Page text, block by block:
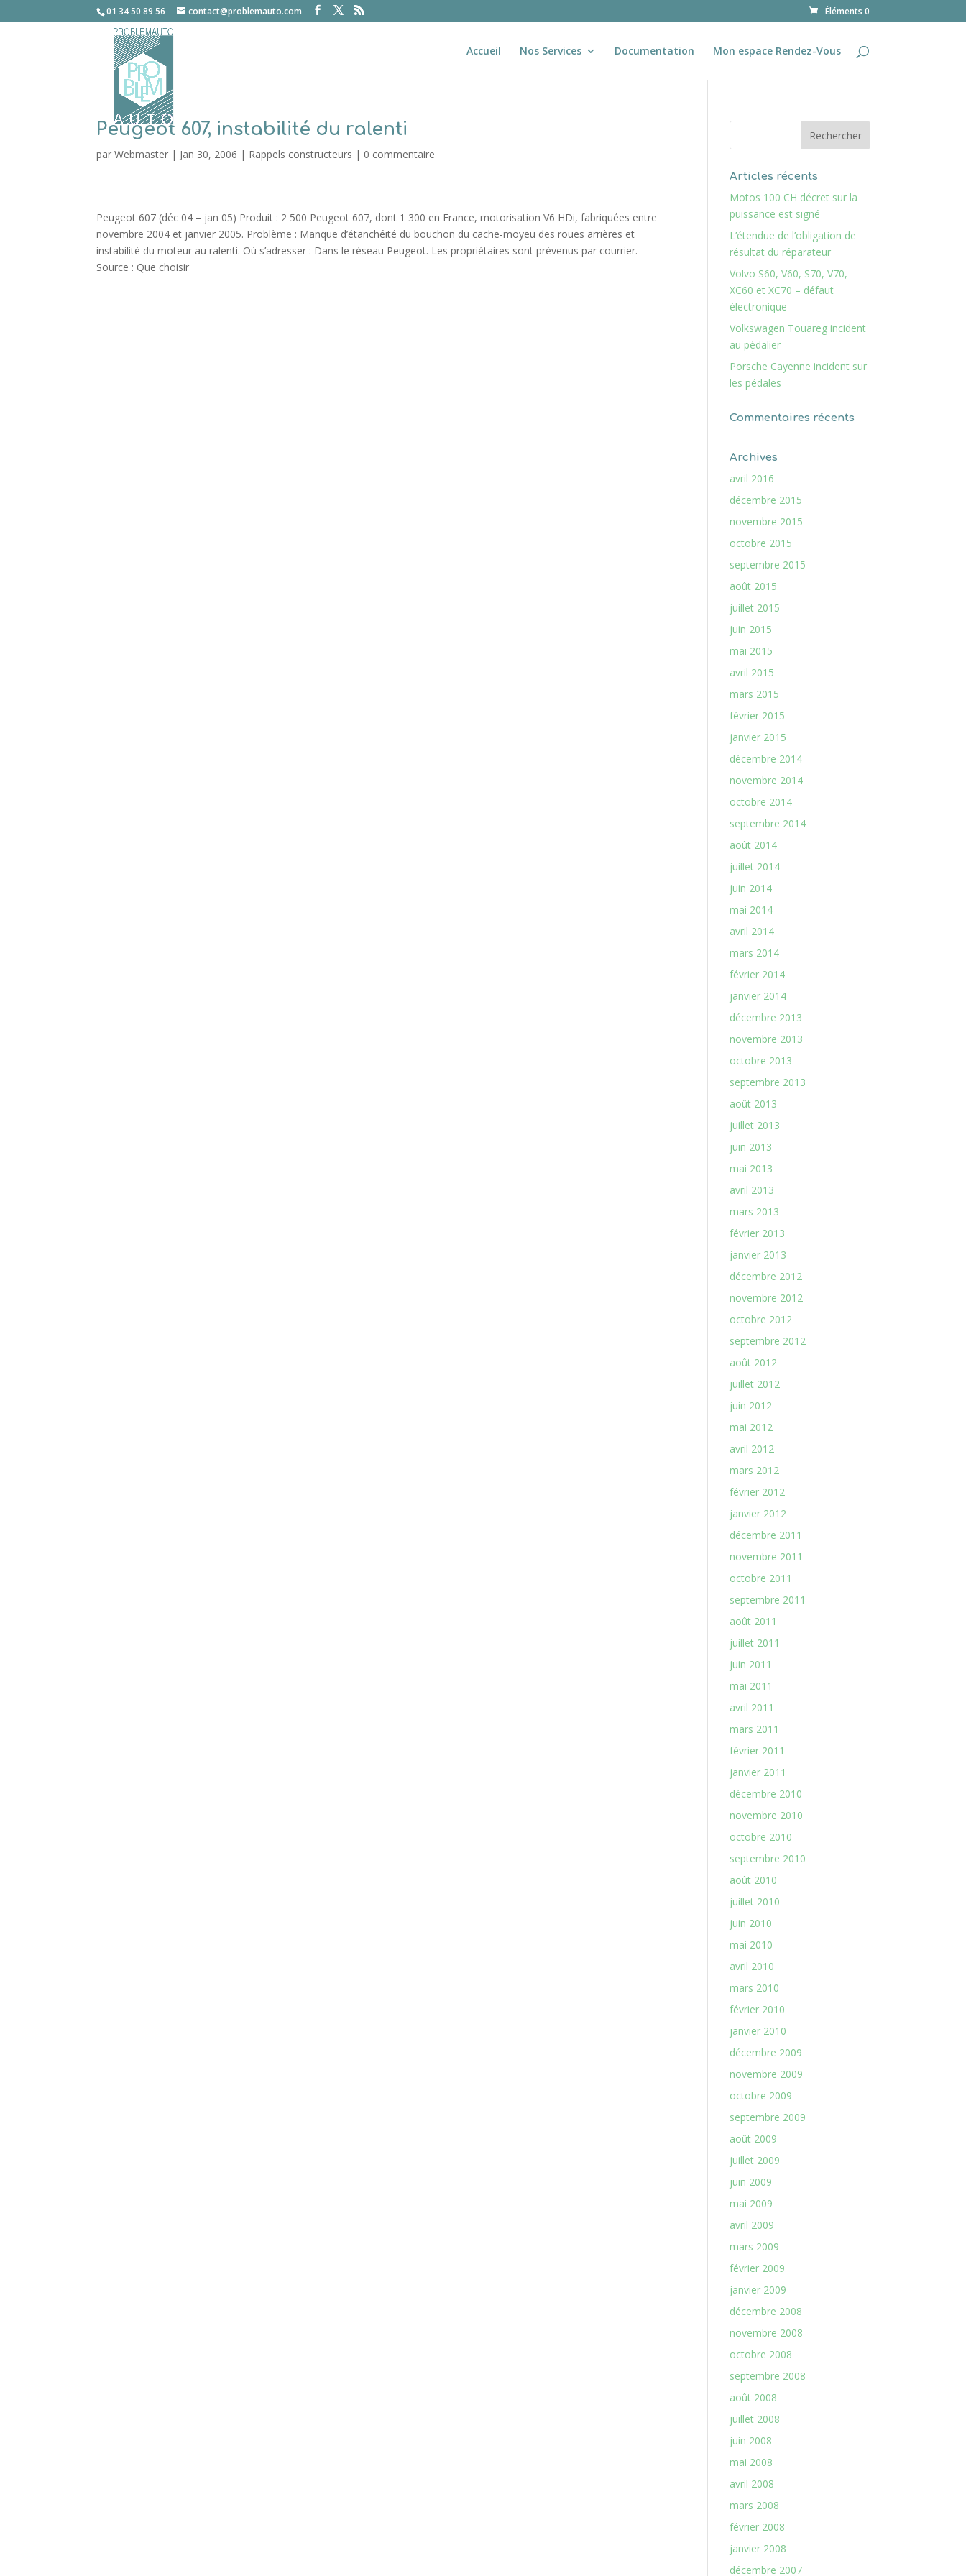
01 34 50 89 56 contact@problemauto.com Éléments 0
Accueil Nos Services Documentation Mon espace Rendez-Vous
Peugeot 607, instabilité du ralenti
parWebmaster | Jan 30, 2006 | Rappels constructeurs | 0 commentaire
Peugeot 607 (déc 04 – jan 05) Produit : 2 500 Peugeot 607, dont 1 300 en France, motorisation V6 HDi, fabriquées entre
novembre 2004 et janvier 2005. Problème : Manque d’étanchéité du bouchon du cache-moyeu des roues arrières et
instabilité du moteur au ralenti. Où s’adresser : Dans le réseau Peugeot. Les propriétaires sont prévenus par courrier.
Source : Que choisir
Articles récents
Motos 100 CH décret sur la
puissance est signé
L’étendue de l’obligation de
résultat du réparateur
Volvo S60, V60, S70, V70,
XC60 et XC70 – défaut
électronique
Volkswagen Touareg incident
au pédalier
Porsche Cayenne incident sur
les pédales
Commentaires récents
Archives
avril 2016
décembre 2015
novembre 2015
octobre 2015
septembre 2015
août 2015
juillet 2015
juin 2015
mai 2015
avril 2015
mars 2015
février 2015
janvier 2015
décembre 2014
novembre 2014
octobre 2014
septembre 2014
août 2014
juillet 2014
juin 2014
mai 2014
avril 2014
mars 2014
février 2014
janvier 2014
décembre 2013
novembre 2013
octobre 2013
septembre 2013
août 2013
juillet 2013
juin 2013
mai 2013
avril 2013
mars 2013
février 2013
janvier 2013
décembre 2012
novembre 2012
octobre 2012
septembre 2012
août 2012
juillet 2012
juin 2012
mai 2012
avril 2012
mars 2012
février 2012
janvier 2012
décembre 2011
novembre 2011
octobre 2011
septembre 2011
août 2011
juillet 2011
juin 2011
mai 2011
avril 2011
mars 2011
février 2011
janvier 2011
décembre 2010
novembre 2010
octobre 2010
septembre 2010
août 2010
juillet 2010
juin 2010
mai 2010
avril 2010
mars 2010
février 2010
janvier 2010
décembre 2009
novembre 2009
octobre 2009
septembre 2009
août 2009
juillet 2009
juin 2009
mai 2009
avril 2009
mars 2009
février 2009
janvier 2009
décembre 2008
novembre 2008
octobre 2008
septembre 2008
août 2008
juillet 2008
juin 2008
mai 2008
avril 2008
mars 2008
février 2008
janvier 2008
décembre 2007